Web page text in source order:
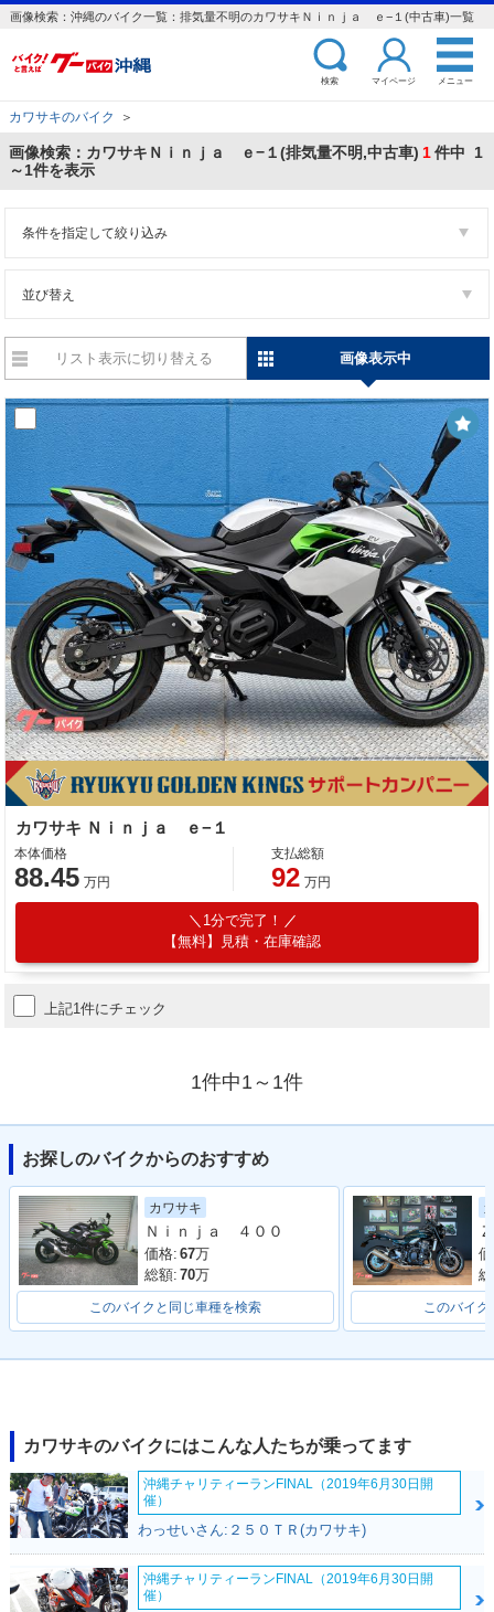
画像検索：沖縄のバイク一覧：排気量不明のカワサキＮｉｎｊａ ｅ−１(中古車)一覧
検索 マイページ メニュー
カワサキのバイク ＞
画像検索：カワサキＮｉｎｊａ ｅ−１(排気量不明,中古車) 1件中 1
～1件を表示
条件を指定して絞り込み
並び替え
リスト表示に切り替える 画像表示中
カワサキ Ｎｉｎｊａ ｅ−１
本体価格
88.45 万円
支払総額
92 万円
1分で完了！
【無料】見積・在庫確認
上記1件にチェック
1件中1～1件
お探しのバイクからのおすすめ
カワサキ
Ｎｉｎｊａ ４００
価格: 67万
総額: 70万
このバイクと同じ車種を検索 このバイク
カワサキのバイクにはこんな人たちが乗ってます
沖縄チャリティーランFINAL（2019年6月30日開
催）
わっせいさん:２５０ＴＲ(カワサキ)
沖縄チャリティーランFINAL（2019年6月30日開
催）